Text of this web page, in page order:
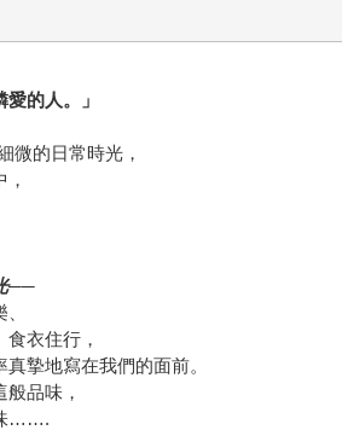
的人。」
微的日常時光，
──
衣住行，
摯地寫在我們的面前。
品味，
…….